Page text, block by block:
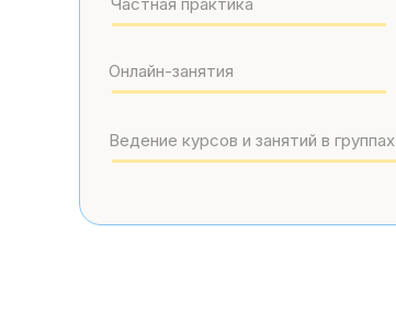
Ведение курсов и занятий в группах
Онлайн-занятия